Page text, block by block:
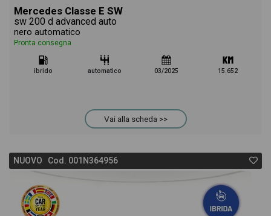
Mercedes Classe E SW
sw 200 d advanced auto
nero automatico
Pronta consegna
ibrido automatico 03/2025 15.652
Vai alla scheda >>
NUOVO Cod. 001N364956